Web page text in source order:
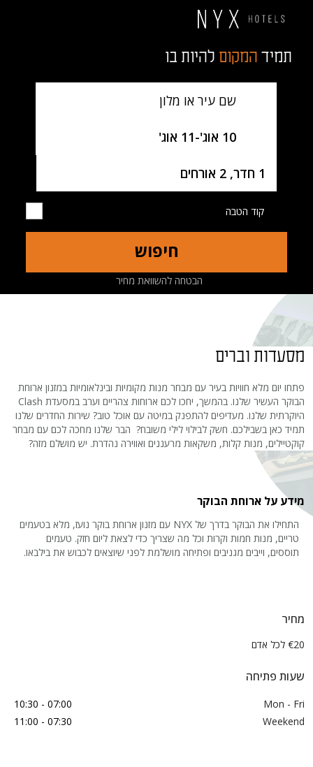
תמיד המקום להיות בו
10 אוג' -11 אוג'
1 חדר, 2 אורחים
קוד הטבה
חיפוש
הבטחה להשוואת מחיר
מלון חדרים מסעדות מפה
מסעדות וברים
פתחו יום מלא חוויות בעיר עם מבחר מנות מקומיות ובינלאומיות במזנון ארוחת
הבוקר העשיר שלנו. בהמשך, יחכו לכם ארוחות צהריים וערב במסעדת Clash
היוקרתית שלנו. מעדיפים להתפנק במיטה עם אוכל טוב? שירות החדרים שלנו
תמיד כאן בשבילכם. חשק לבילוי לילי משובח? הבר שלנו מחכה לכם עם מבחר
קוקטיילים, מנות קלות, משקאות מרעננים ואווירה נהדרת. יש מושלם מזה?
מידע על ארוחת הבוקר
התחילו את הבוקר בדרך של NYX עם מזנון ארוחת בוקר נועז, מלא בטעמים
טריים, מנות חמות וקרות וכל מה שצריך כדי לצאת ליום חזק. טעמים
תוססים, וייבים מגניבים ופתיחה מושלמת לפני שיוצאים לכבוש את בילבאו.
מחיר
€20 לכל אדם
שעות פתיחה
Mon - Fri
07:00 - 10:30
Weekend
07:30 - 11:00